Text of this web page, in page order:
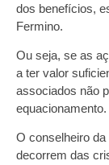
dos benefícios,
Fermino.
Ou seja, se as
a ter valor
associados não
equacionamento.
O conselheiro
decorrem das